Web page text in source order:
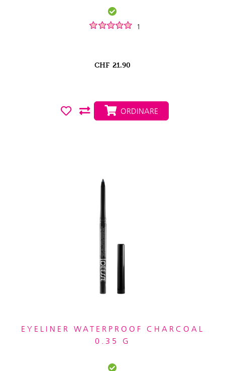
1
CHF 21.90
ORDINARE
EYELINER WATERPROOF CHARCOAL
0.35 G